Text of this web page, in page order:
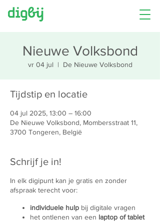
Nieuwe Volksbond
vr 04 jul
  |
De Nieuwe Volksbond
Tijdstip en locatie
04 jul 2025, 13:00 – 16:00
De Nieuwe Volksbond, Mombersstraat 11,
3700 Tongeren, België
Schrijf je in!
In elk digipunt kan je gratis en zonder
afspraak terecht voor:
individuele hulp bij digitale vragen
het ontlenen van een laptop of tablet